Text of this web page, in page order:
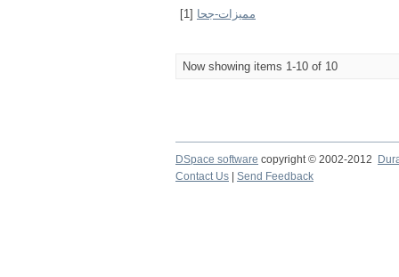
مميزات-جحا [1]
Now showing items 1-10 of 10
DSpace software copyright © 2002-2012
Contact Us
Send Feedback